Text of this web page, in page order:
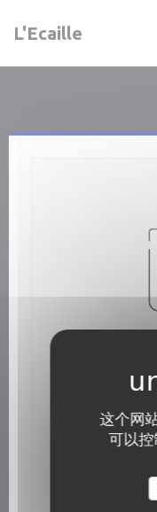
这个网
可以控
L'Ecaille
Après
un